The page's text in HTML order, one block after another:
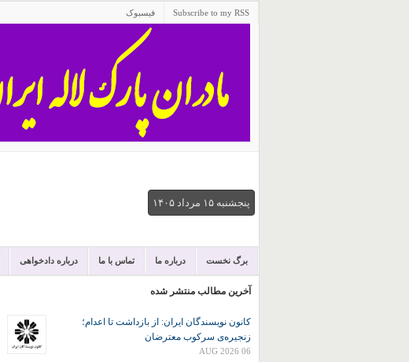
Subscribe to my RSS فیسبوک
پنجشنبه ۱۵ مرداد ۱۴۰۵
برگ نخست درباره ما تماس با ما درباره دادخواهی
آخرین مطالب منتشر شده
کانون نويسندگان ايران: از بازداشت تا اعدام؛
زنجیره‌ی سرکوب معترضان
06 AUG 2026